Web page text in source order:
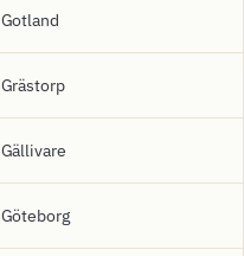
Gotland
Grästorp
Gällivare
Göteborg